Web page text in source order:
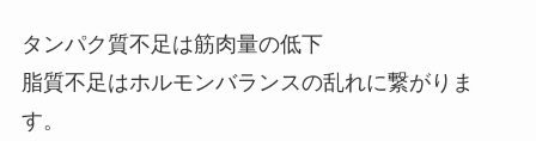
タンパク質不足は筋肉量の低下
脂質不足はホルモンバランスの乱れに繋がりま
す。